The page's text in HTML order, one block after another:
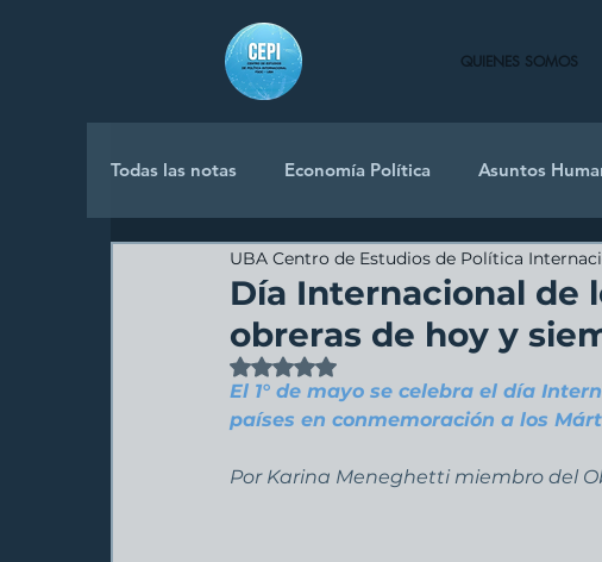
QUIENES SOMOS
Todas las notas Economía Política Asuntos
Política Internacional
Día Internacional de
obreras de hoy y
UBA Centro de Estudios de Política
Obtuvo NaN de 5 estrellas.
El 1° de mayo se celebra el día
países en conmemoración a los
Por Karina Meneghetti miembro del